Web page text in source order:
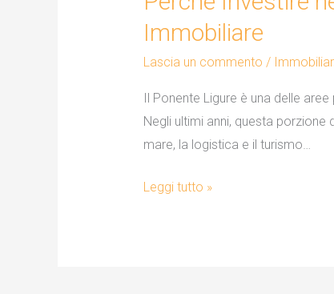
Immobiliare
Lascia un commento /
Il Ponente Ligure è una delle
Negli ultimi anni, questa
mare, la logistica e il turismo…
Ponente
Ligure
è
una
Scelta
Vincente
ilLeggi tutto »